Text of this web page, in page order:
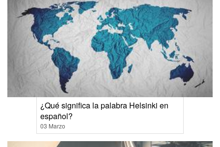
¿Qué significa la palabra Helsinki en
español?
03 Marzo